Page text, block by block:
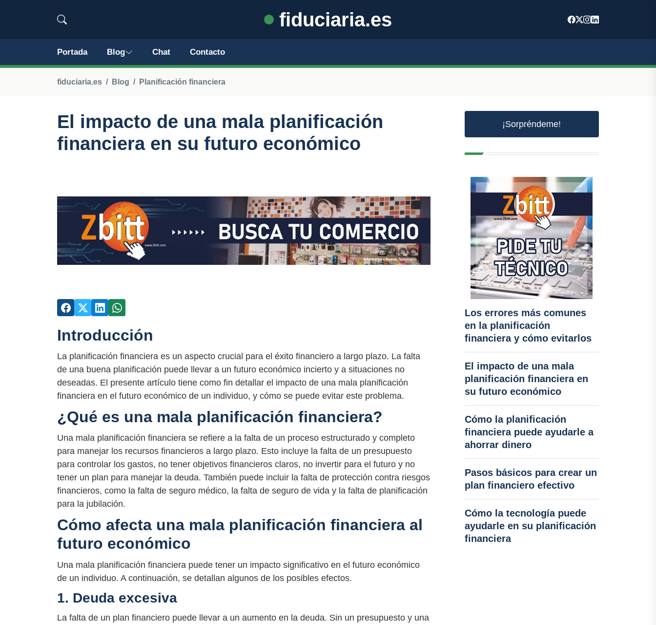
fiduciaria.es
Portada Blog Chat Contacto
fiduciaria.es Blog Planificación financiera
El impacto de una mala planificación
financiera en su futuro económico
Introducción
La planificación financiera es un aspecto crucial para el éxito financiero a largo plazo. La falta
de una buena planificación puede llevar a un futuro económico incierto y a situaciones no
deseadas. El presente artículo tiene como fin detallar el impacto de una mala planificación
financiera en el futuro económico de un individuo, y cómo se puede evitar este problema.
¿Qué es una mala planificación financiera?
Una mala planificación financiera se refiere a la falta de un proceso estructurado y completo
para manejar los recursos financieros a largo plazo. Esto incluye la falta de un presupuesto
para controlar los gastos, no tener objetivos financieros claros, no invertir para el futuro y no
tener un plan para manejar la deuda. También puede incluir la falta de protección contra riesgos
financieros, como la falta de seguro médico, la falta de seguro de vida y la falta de planificación
para la jubilación.
Cómo afecta una mala planificación financiera al
futuro económico
Una mala planificación financiera puede tener un impacto significativo en el futuro económico
de un individuo. A continuación, se detallan algunos de los posibles efectos.
1. Deuda excesiva
La falta de un plan financiero puede llevar a un aumento en la deuda. Sin un presupuesto y una
¡Sorpréndeme!
Los errores más comunes
en la planificación
financiera y cómo evitarlos
El impacto de una mala
planificación financiera en
su futuro económico
Cómo la planificación
financiera puede ayudarle a
ahorrar dinero
Pasos básicos para crear un
plan financiero efectivo
Cómo la tecnología puede
ayudarle en su planificación
financiera